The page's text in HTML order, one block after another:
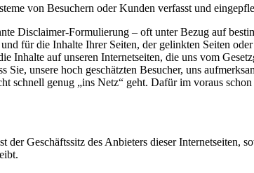
von Besuchern oder Kunden verfasst und
Disclaimer-Formulierung – oft unter Bezug auf
für die Inhalte Ihrer Seiten, der gelinkten Seiten
auf unseren Internetseiten, die uns vom
unsere hoch geschätzten Besucher, uns
schnell genug „ins Netz“ geht. Dafür im voraus
Geschäftssitz des Anbieters dieser Internetseiten,